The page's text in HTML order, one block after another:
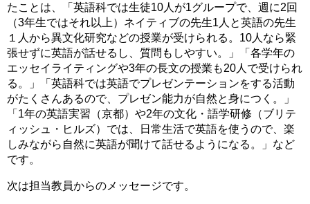
たことは、「英語科では生徒10人が1グループで、週に2回
（3年生ではそれ以上）ネイティブの先生1人と英語の先生
１人から異文化研究などの授業が受けられる。10人なら緊
張せずに英語が話せるし、質問もしやすい。」「各学年の
エッセイライティングや3年の長文の授業も20人で受けられ
る。」「英語科では英語でプレゼンテーションをする活動
がたくさんあるので、プレゼン能力が自然と身につく。」
「1年の英語実習（京都）や2年の文化・語学研修（ブリテ
ィッシュ・ヒルズ）では、日常生活で英語を使うので、楽
しみながら自然に英語が聞けて話せるようになる。」など
です。
次は担当教員からのメッセージです。